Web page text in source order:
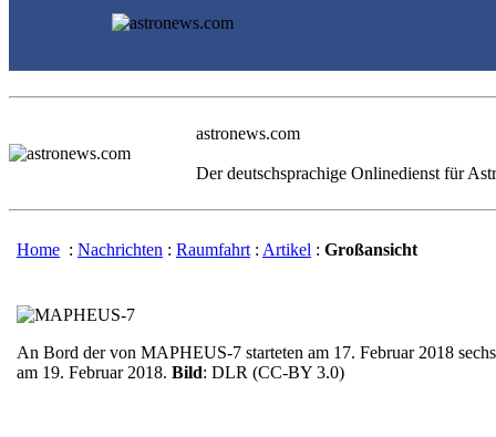
astronews.com
Der deutschsprachige Onlinedienst für
Home : Nachrichten : Raumfahrt : Artikel : Großansicht
An Bord der von MAPHEUS-7 starteten am 17. Februar 2018
am 19. Februar 2018. Bild: DLR (CC-BY 3.0)